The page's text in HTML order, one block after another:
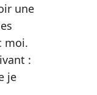
une
moi.
:
je